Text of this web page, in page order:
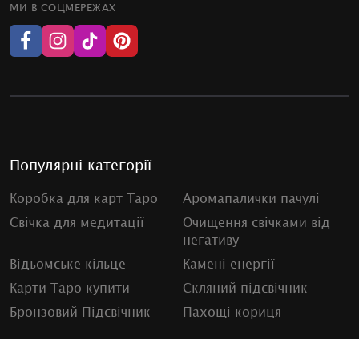
МИ В СОЦМЕРЕЖАХ
Популярні категорії
Коробка для карт Таро
Аромапалички пачулі
Свічка для медитації
Очищення свічками від
негативу
Відьомське кільце
Камені енергії
Карти Таро купити
Скляний підсвічник
Бронзовий Підсвічник
Пахощі кориця